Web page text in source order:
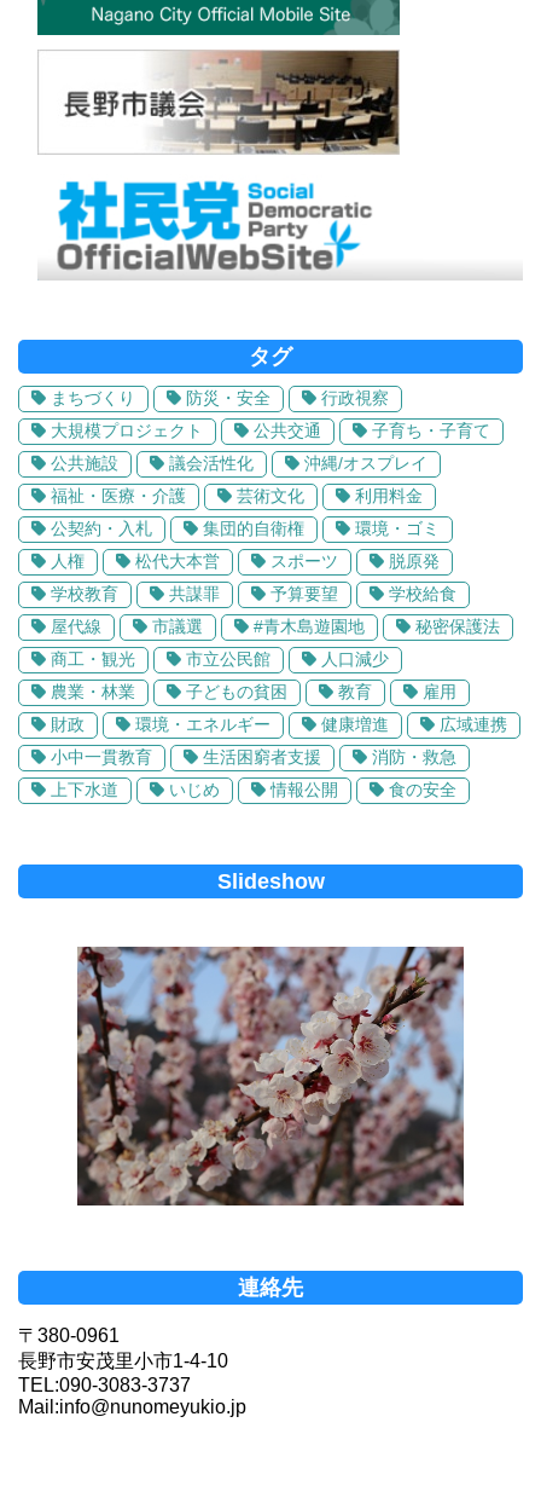
タグ
まちづくり 防災・安全
行政視察
大規模プロジェクト
公共交通
子育ち・子育て
公共施設
議会活性化
沖縄/オスプレイ
福祉・医療・介護
芸術文化
利用料金
公契約・入札
集団的自衛権
環境・ゴミ
人権
松代大本営 スポーツ
脱原発
学校教育
共謀罪 予算要望
学校給食
屋代線
市議選 #青木島遊園地
秘密保護法
商工・観光
市立公民館
人口減少
農業・林業
子どもの貧困 教育
雇用
財政
環境・エネルギー 健康増進
広域連携
小中一貫教育
生活困窮者支援
消防・救急
上下水道
いじめ 情報公開 食の安全
Slideshow
連絡先
〒380-0961
長野市安茂里小市1-4-10
TEL:090-3083-3737
Mail:info@nunomeyukio.jp